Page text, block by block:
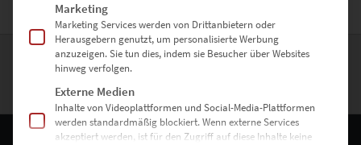
Marketing
Marketing Services werden von Drittanbietern oder
Herausgebern genutzt, um personalisierte Werbung
anzuzeigen. Sie tun dies, indem sie Besucher über Websites
hinweg verfolgen.
Externe Medien
Inhalte von Videoplattformen und Social-Media-Plattformen
werden standardmäßig blockiert. Wenn externe Services
akzeptiert werden, ist für den Zugriff auf diese Inhalte keine